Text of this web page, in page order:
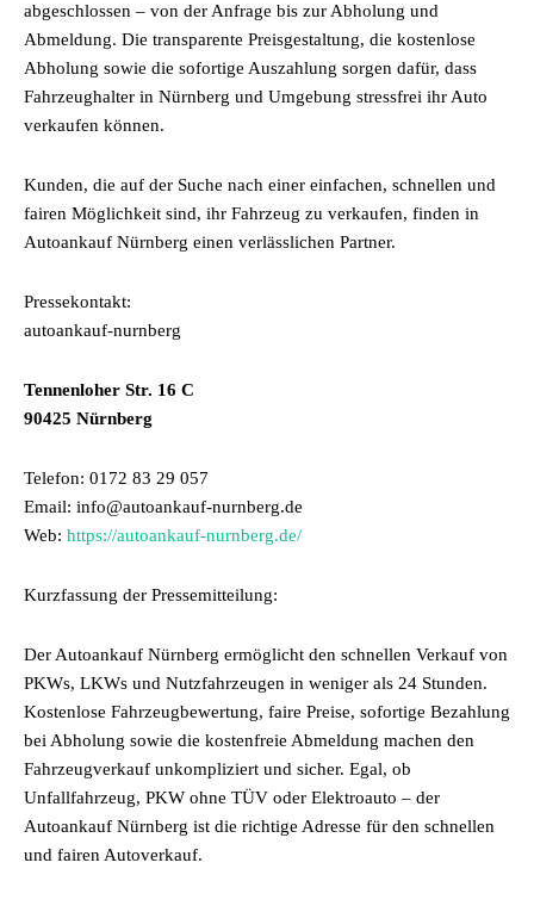
abgeschlossen – von der Anfrage bis zur Abholung und
Abmeldung. Die transparente Preisgestaltung, die kostenlose
Abholung sowie die sofortige Auszahlung sorgen dafür, dass
Fahrzeughalter in Nürnberg und Umgebung stressfrei ihr Auto
verkaufen können.
Kunden, die auf der Suche nach einer einfachen, schnellen und
fairen Möglichkeit sind, ihr Fahrzeug zu verkaufen, finden in
Autoankauf Nürnberg einen verlässlichen Partner.
Pressekontakt:
autoankauf-nurnberg
Tennenloher Str. 16 C
90425 Nürnberg
Telefon: 0172 83 29 057
Email: info@autoankauf-nurnberg.de
Web: https://autoankauf-nurnberg.de/
Kurzfassung der Pressemitteilung:
Der Autoankauf Nürnberg ermöglicht den schnellen Verkauf von
PKWs, LKWs und Nutzfahrzeugen in weniger als 24 Stunden.
Kostenlose Fahrzeugbewertung, faire Preise, sofortige Bezahlung
bei Abholung sowie die kostenfreie Abmeldung machen den
Fahrzeugverkauf unkompliziert und sicher. Egal, ob
Unfallfahrzeug, PKW ohne TÜV oder Elektroauto – der
Autoankauf Nürnberg ist die richtige Adresse für den schnellen
und fairen Autoverkauf.